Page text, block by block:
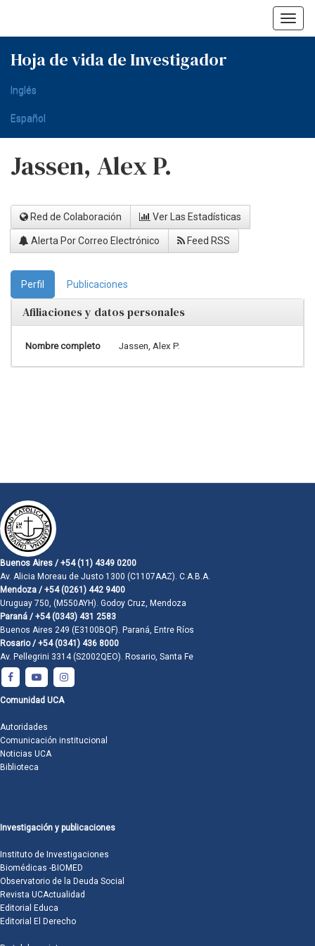
Hoja de vida de Investigador
Inglés
Español
Jassen, Alex P.
Red de Colaboración Ver Las Estadísticas
Alerta Por Correo Electrónico Feed RSS
Perfil Publicaciones
Afiliaciones y datos personales
Nombre completo Jassen, Alex P.
Buenos Aires / +54 (11) 4349 0200
Av. Alicia Moreau de Justo 1300 (C1107AAZ). C.A.B.A.
Mendoza / +54 (0261) 442 9400
Uruguay 750, (M550AYH). Godoy Cruz, Mendoza
Paraná / +54 (0343) 431 2583
Buenos Aires 249 (E3100BQF). Paraná, Entre Ríos
Rosario / +54 (0341) 436 8000
Av. Pellegrini 3314 (S2002QEO). Rosario, Santa Fe
Comunidad UCA
Autoridades
Comunicación institucional
Noticias UCA
Biblioteca
Investigación y publicaciones
Instituto de Investigaciones
Biomédicas -BIOMED
Observatorio de la Deuda Social
Revista UCActualidad
Editorial Educa
Editorial El Derecho